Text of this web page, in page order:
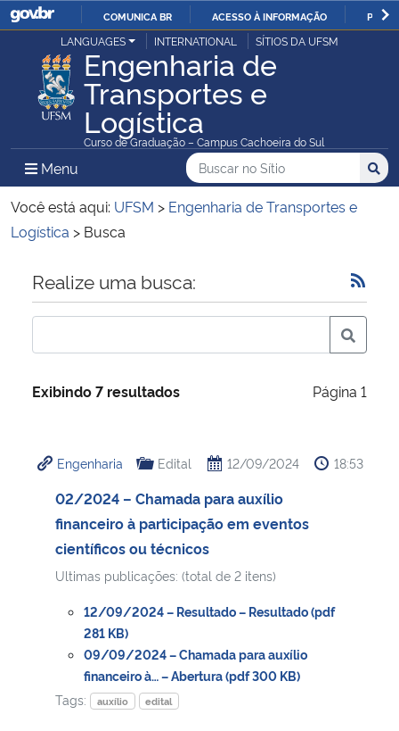
IR
PARA
O
CONTEÚDO
COMUNICA BR ACESSO À INFORMAÇÃO
Ministério da Justiça e Segurança Pública
Ministério da Defesa
Ministério das Relações Exteriores
Ministério da Economia
Ministério da Infraestrutura
Ministério da Agricultura, Pecuária e Abastecimento
Ministério da Saúde
Ministério de Minas e Energia
Ministério da Ciência, Tecnologia, Inovações e Comunicações
Ministério do Meio Ambiente
Ministério do Turismo
Ministério do Desenvolvimento Regional
LANGUAGES INTERNATIONAL SÍTIOS DA UFSM
Engenharia de
Transportes e
Logística
Curso de Graduação – Campus Cachoeira do Sul
Menu Menu Principal do Sítio
Busca
Buscar no no Sítio
Busca:
Você está aqui: UFSM > Engenharia de Transportes e
Logística > Busca
Início do conteúdo
Realize uma busca:
Exibindo 7 resultados Página 1
Engenharia Edital 12/09/2024 18:53
02/2024 – Chamada para auxílio
financeiro à participação em eventos
científicos ou técnicos
Ultimas publicações: (total de 2 itens)
12/09/2024 – Resultado – Resultado (pdf
281 KB)
09/09/2024 – Chamada para auxílio
financeiro à… – Abertura (pdf 300 KB)
Tags:
auxílio edital